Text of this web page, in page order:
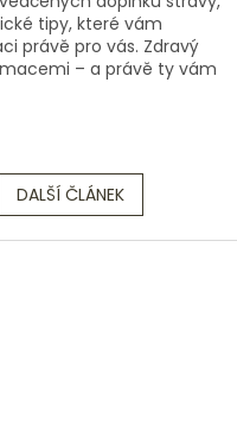
tipy, které vám
právě pro vás. Zdravý
– a právě ty vám
DALŠÍ ČLÁNEK